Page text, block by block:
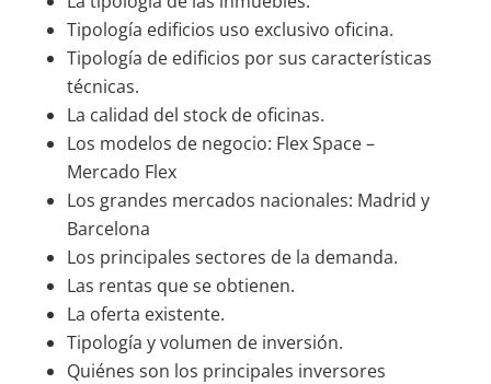
Tipología edificios uso exclusivo oficina.
Tipología de edificios por sus características
técnicas.
La calidad del stock de oficinas.
Los modelos de negocio: Flex Space –
Mercado Flex
Los grandes mercados nacionales: Madrid y
Barcelona
Los principales sectores de la demanda.
Las rentas que se obtienen.
La oferta existente.
Tipología y volumen de inversión.
Quiénes son los principales inversores